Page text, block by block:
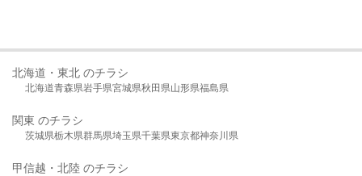
北海道・東北 のチラシ
北海道青森県岩手県宮城県秋田県山形県福島県
関東 のチラシ
茨城県栃木県群馬県埼玉県千葉県東京都神奈川県
甲信越・北陸 のチラシ